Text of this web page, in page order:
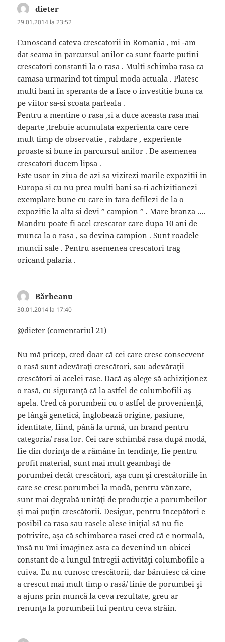
dieter
29.01.2014 la 23:52
Cunoscand cateva crescatorii in Romania , mi -am
dat seama in parcursul anilor ca sunt foarte putini
crescatori constanti la o rasa . Multi schimba rasa ca
camasa urmarind tot timpul moda actuala . Platesc
multi bani in speranta de a face o investitie buna ca
pe viitor sa-si scoata parleala .
Pentru a mentine o rasa ,si a duce aceasta rasa mai
departe ,trebuie acumulata experienta care cere
mult timp de observatie , rabdare , experiente
proaste si bune in parcursul anilor . De asemenea
crescatori ducem lipsa .
Este usor in ziua de azi sa vizitezi marile expozitii in
Europa si cu nu prea multi bani sa-ti achizitionezi
exemplare bune cu care in tara defilezi de la o
expozitie la alta si devi ” campion ” . Mare branza ….
Mandru poate fi acel crescator care dupa 10 ani de
munca la o rasa , sa devina campion . Sunt roadele
muncii sale . Pentru asemenea crescatori trag
oricand palaria .
Bărbeanu
30.01.2014 la 17:40
@dieter (comentariul 21)
Nu mă pricep, cred doar că cei care cresc consecvent
o rasă sunt adevăraţi crescători, sau adevăraţii
crescători ai acelei rase. Dacă aş alege să achiziţionez
o rasă, cu siguranţă că la astfel de columbofili aş
apela. Cred că porumbeii cu o astfel de provenienţă,
pe lângă genetică, înglobează origine, pasiune,
identitate, fiind, până la urmă, un brand pentru
categoria/ rasa lor. Cei care schimbă rasa după modă,
fie din dorinţa de a rămâne în tendinţe, fie pentru
profit material, sunt mai mult geambaşi de
porumbei decât crescători, aşa cum şi crescătoriile în
care se cresc porumbei la modă, pentru vânzare,
sunt mai degrabă unităţi de producţie a porumbeilor
şi mai puţin crescătorii. Desigur, pentru începători e
posibil ca rasa sau rasele alese iniţial să nu fie
potrivite, aşa că schimbarea rasei cred că e normală,
însă nu îmi imaginez asta ca devenind un obicei
constant de-a lungul întregii activităţi columbofile a
cuiva. Eu nu cunosc crescătorii, dar bănuiesc că cine
a crescut mai mult timp o rasă/ linie de porumbei şi
a ajuns prin muncă la ceva rezultate, greu ar
renunţa la porumbeii lui pentru ceva străin.